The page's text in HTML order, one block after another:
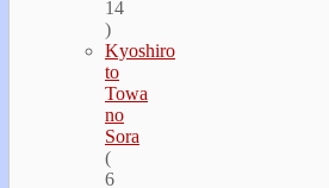
14
)
Kyoshiro
to
Towa
no
Sora
(
6